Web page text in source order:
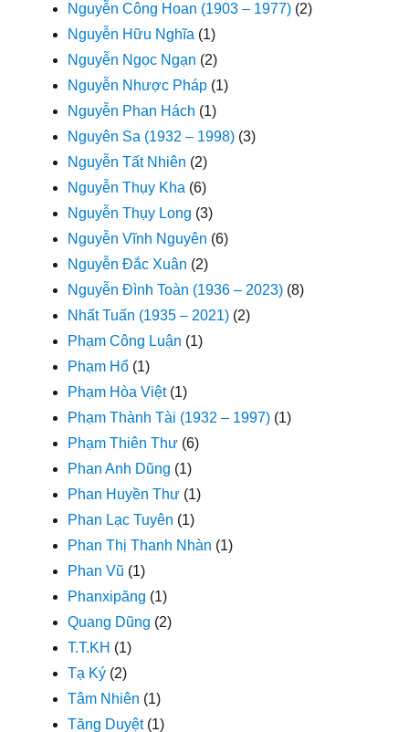
Nguyễn Công Hoan (1903 – 1977) (2)
Nguyễn Hữu Nghĩa (1)
Nguyễn Ngọc Ngạn (2)
Nguyễn Nhược Pháp (1)
Nguyễn Phan Hách (1)
Nguyên Sa (1932 – 1998) (3)
Nguyễn Tất Nhiên (2)
Nguyễn Thụy Kha (6)
Nguyễn Thụy Long (3)
Nguyễn Vĩnh Nguyên (6)
Nguyễn Đắc Xuân (2)
Nguyễn Đình Toàn (1936 – 2023) (8)
Nhất Tuấn (1935 – 2021) (2)
Phạm Công Luận (1)
Phạm Hổ (1)
Phạm Hòa Việt(1)
Phạm Thành Tài (1932 – 1997) (1)
Phạm Thiên Thư (6)
Phan Anh Dũng (1)
Phan Huyền Thư (1)
Phan Lạc Tuyên (1)
Phan Thị Thanh Nhàn (1)
Phan Vũ (1)
Phanxipăng (1)
Quang Dũng (2)
T.T.KH (1)
Tạ Ký (2)
Tâm Nhiên (1)
Tăng Duyệt(1)